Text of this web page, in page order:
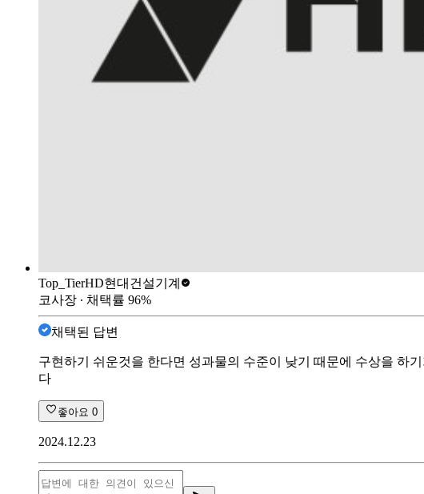
Top_TierHD현대건설기계
코사장 ∙ 채택률 96%
채택된 답변
구현하기 쉬운것을 한다면 성과물의 수준이 낮기 때문에 수상을 하
다
좋아요 0
2024.12.23